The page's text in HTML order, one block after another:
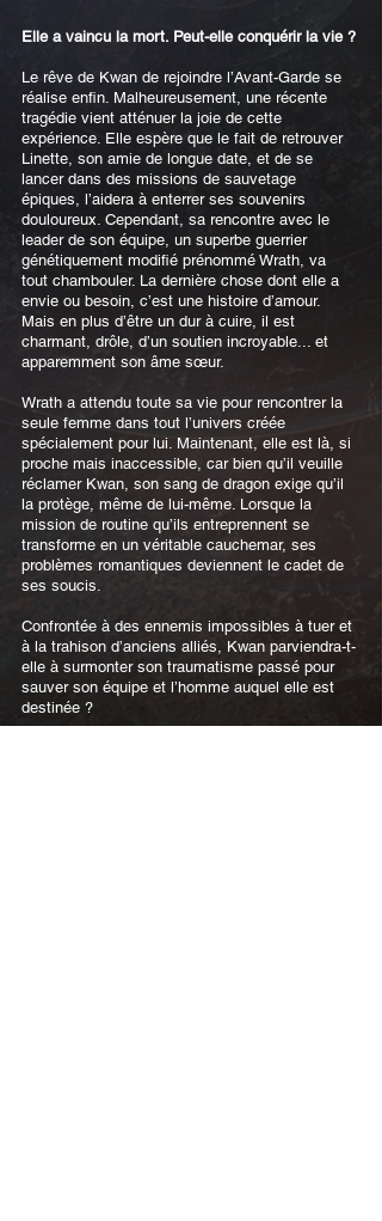
Elle a vaincu la mort. Peut-elle conquérir la vie ?
Le rêve de Kwan de rejoindre l’Avant-Garde se
réalise enfin. Malheureusement, une récente
tragédie vient atténuer la joie de cette
expérience. Elle espère que le fait de retrouver
Linette, son amie de longue date, et de se
lancer dans des missions de sauvetage
épiques, l’aidera à enterrer ses souvenirs
douloureux. Cependant, sa rencontre avec le
leader de son équipe, un superbe guerrier
génétiquement modifié prénommé Wrath, va
tout chambouler. La dernière chose dont elle a
envie ou besoin, c’est une histoire d’amour.
Mais en plus d’être un dur à cuire, il est
charmant, drôle, d’un soutien incroyable... et
apparemment son âme sœur.
Wrath a attendu toute sa vie pour rencontrer la
seule femme dans tout l’univers créée
spécialement pour lui. Maintenant, elle est là, si
proche mais inaccessible, car bien qu’il veuille
réclamer Kwan, son sang de dragon exige qu’il
la protège, même de lui-même. Lorsque la
mission de routine qu’ils entreprennent se
transforme en un véritable cauchemar, ses
problèmes romantiques deviennent le cadet de
ses soucis.
Confrontée à des ennemis impossibles à tuer et
à la trahison d’anciens alliés, Kwan parviendra-t-
elle à surmonter son traumatisme passé pour
sauver son équipe et l’homme auquel elle est
destinée ?